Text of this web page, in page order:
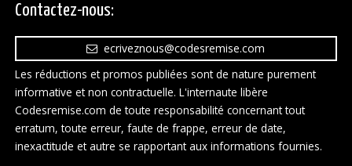
Contactez-nous:
ecriveznous@codesremise.com
Les réductions et promos publiées sont de nature purement
informative et non contractuelle. L'internaute libère
Codesremise.com de toute responsabilité concernant tout
erratum, toute erreur, faute de frappe, erreur de date,
inexactitude et autre se rapportant aux informations fournies.